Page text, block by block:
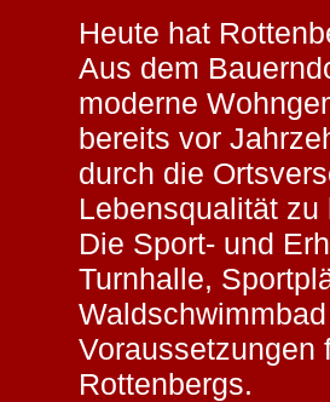
Heute hat
Aus dem
moderne
bereits vor
durch die
Lebensqualität zu
Die Sport- und
Turnhalle,
Voraussetzungen
Rottenbergs.